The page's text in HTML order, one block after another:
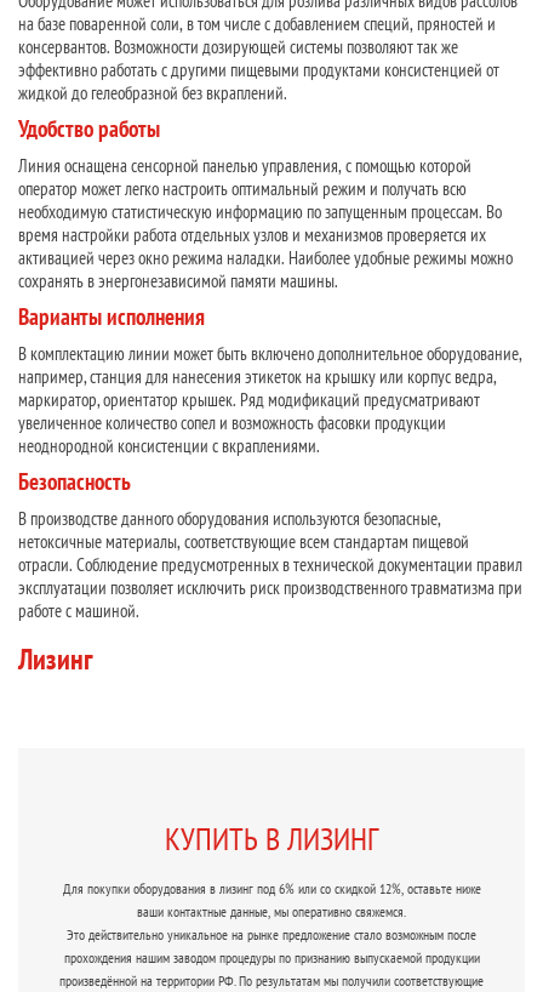
на базе поваренной соли, в том числе с добавлением специй, пряностей и
консервантов. Возможности дозирующей системы позволяют так же
эффективно работать с другими пищевыми продуктами консистенцией от
жидкой до гелеобразной без вкраплений.
Удобство работы
Линия оснащена сенсорной панелью управления, с помощью которой
оператор может легко настроить оптимальный режим и получать всю
необходимую статистическую информацию по запущенным процессам. Во
время настройки работа отдельных узлов и механизмов проверяется их
активацией через окно режима наладки. Наиболее удобные режимы можно
сохранять в энергонезависимой памяти машины.
Варианты исполнения
В комплектацию линии может быть включено дополнительное оборудование,
например, станция для нанесения этикеток на крышку или корпус ведра,
маркиратор, ориентатор крышек. Ряд модификаций предусматривают
увеличенное количество сопел и возможность фасовки продукции
неоднородной консистенции с вкраплениями.
Безопасность
В производстве данного оборудования используются безопасные,
нетоксичные материалы, соответствующие всем стандартам пищевой
отрасли. Соблюдение предусмотренных в технической документации правил
эксплуатации позволяет исключить риск производственного травматизма при
работе с машиной.
Лизинг
КУПИТЬ В ЛИЗИНГ
Для покупки оборудования в лизинг под 6% или со скидкой 12%, оставьте ниже
ваши контактные данные, мы оперативно свяжемся.
Это действительно уникальное на рынке предложение стало возможным после
прохождения нашим заводом процедуры по признанию выпускаемой продукции
произведённой на территории РФ. По результатам мы получили соответствующие